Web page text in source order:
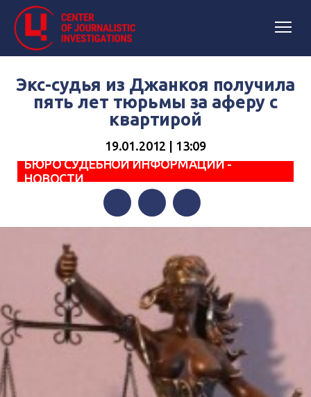
Экс-судья из Джанкоя получила
пять лет тюрьмы за аферу с
квартирой
19.01.2012 | 13:09
БЮРО СУДЕБНОЙ ИНФОРМАЦИИ -
НОВОСТИ
FacebookTwitterTelegram